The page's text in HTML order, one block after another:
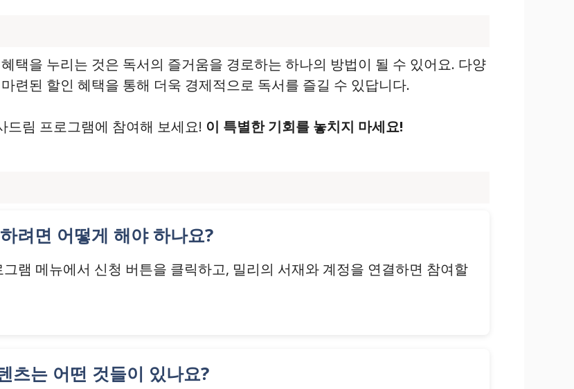
택을 누리는 것은 독서의 즐거움을 경로하는 하나의 방법이 될 수 있어요. 다양
련된 할인 혜택을 통해 더욱 경제적으로 독서를 즐길 수 있답니다.
드림 프로그램에 참여해 보세요! 이 특별한 기회를 놓치지 마세요!
려면 어떻게 해야 하나요?
램 메뉴에서 신청 버튼을 클릭하고, 밀리의 서재와 계정을 연결하면 참여할
츠는 어떤 것들이 있나요?